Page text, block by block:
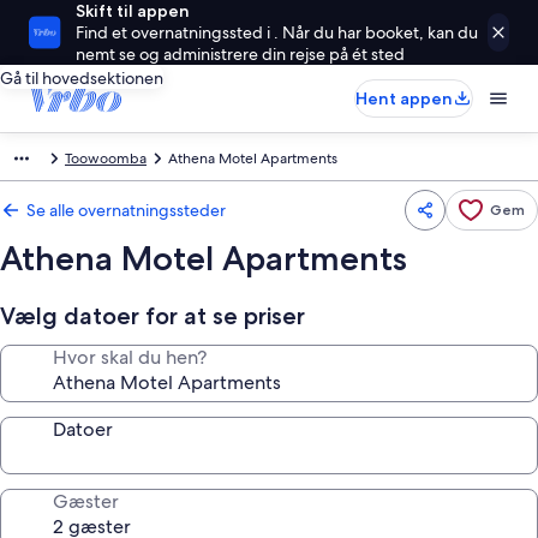
Skift til appen
Find et overnatningssted i . Når du har booket, kan du
nemt se og administrere din rejse på ét sted
Gå til hovedsektionen
Hent appen
Toowoomba Athena Motel Apartments
Se alle overnatningssteder Gem
Athena Motel Apartments
Vælg datoer for at se priser
Hvor skal du hen?
Datoer
Gæster